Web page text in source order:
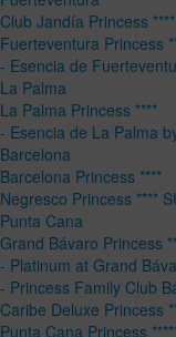
Club Jandía Princess ****
Fuerteventura Princess
- Esencia de
La Palma
La Palma Princess ****
- Esencia de La Palma
Barcelona
Barcelona Princess ****
Negresco Princess ****
Punta Cana
Grand Bávaro Princess
- Platinum at Grand
- Princess Family Club
Caribe Deluxe Princess
Punta Cana Princess